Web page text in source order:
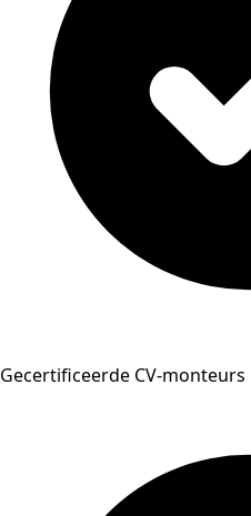
Gecertificeerde CV-monteurs